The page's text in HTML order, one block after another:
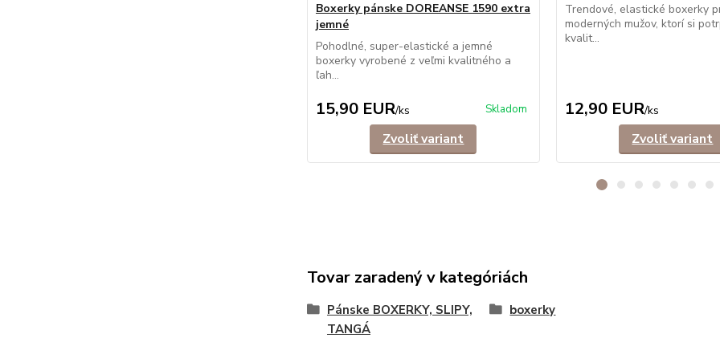
Boxerky pánske DOREANSE 1590 extra
jemné
Pohodlné, super-elastické a jemné
boxerky vyrobené z veľmi kvalitného a
ľah...
15,90 EUR/ks Skladom
Zvoliť variant
Trendové, elastické boxerky
moderných mužov, ktorí si
kvalit...
12,90 EUR/ks
Zvoliť variant
Tovar zaradený v kategóriách
Pánske BOXERKY, SLIPY,
TANGÁ
boxerky